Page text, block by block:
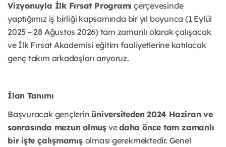
Vizyonuyla İlk Fırsat Programı çerçevesinde
yaptığımız iş birliği kapsamında bir yıl boyunca (1 Eylül
2025 – 28 Ağustos 2026) tam zamanlı olarak çalışacak
ve İlk Fırsat Akademisi eğitim faaliyetlerine katılacak
genç takım arkadaşları arıyoruz.
İlan Tanımı
Başvuracak gençlerin üniversiteden 2024 Haziran ve
sonrasında mezun olmuş vedaha önce tam zamanlı
bir işte çalışmamış olması gerekmektedir. Genel